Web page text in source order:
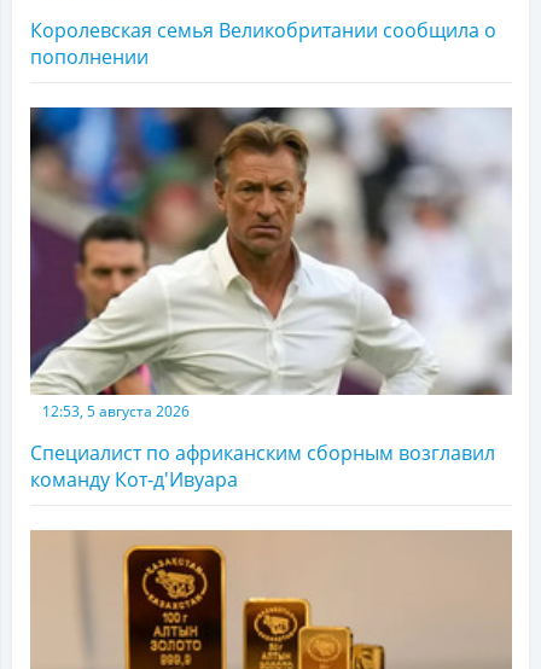
Королевская семья Великобритании сообщила о
пополнении
12:53, 5 августа 2026
Специалист по африканским сборным возглавил
команду Кот-д'Ивуара